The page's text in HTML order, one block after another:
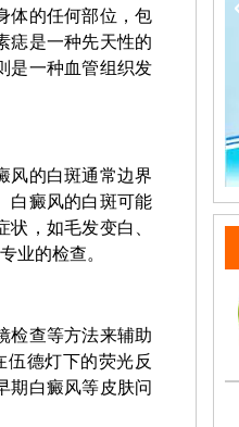
体的任何部位，包
痣是一种先天性的
是一种血管组织发
风的白斑通常边界
白癜风的白斑可能
，如毛发变白、
业的检查。
检查等方法来辅助
德灯下的荧光反
期白癜风等皮肤问